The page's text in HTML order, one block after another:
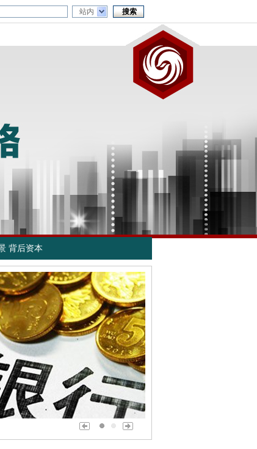
站内
背后资本